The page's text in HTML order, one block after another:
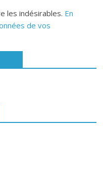
les indésirables. En
de vos